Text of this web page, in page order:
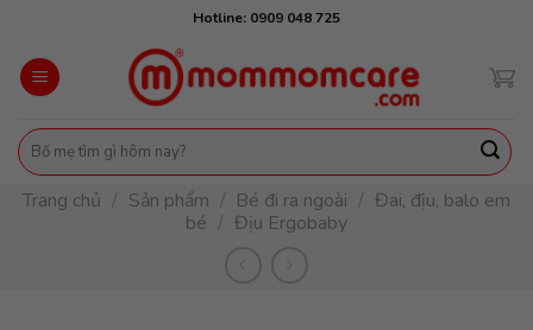
content
Hotline: 0909 048 725
Tìm
kiếm:
Trang chủ / Sản phẩm / Bé đi ra ngoài / Đai, địu, balo em
bé / Địu Ergobaby